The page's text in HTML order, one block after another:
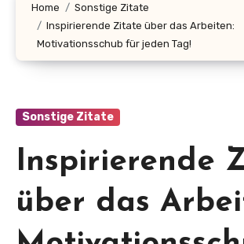
Home
Sonstige Zitate
Inspirierende Zitate über das Arbeiten:
Motivationsschub für jeden Tag!
Sonstige Zitate
Inspirierende
über das